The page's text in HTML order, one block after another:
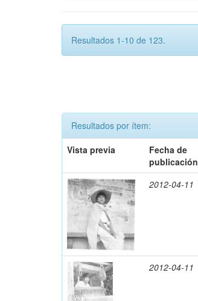
Resultados 1-10 de 123.
Resultados por ítem:
Vista previa
Fecha de
publicación
2012-04-11
2012-04-11